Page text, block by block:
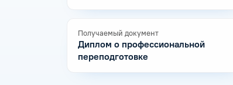
Получаемый документ
Диплом о профессиональной
переподготовке